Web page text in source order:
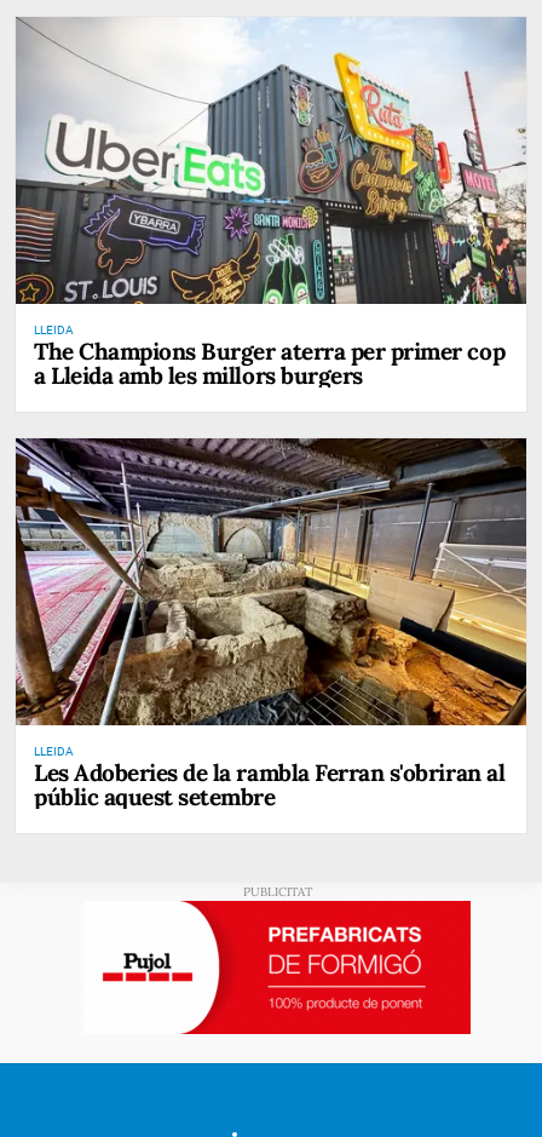
LLEIDA
The Champions Burger aterra per primer cop
a Lleida amb les millors burgers
LLEIDA
Les Adoberies de la rambla Ferran s'obriran al
públic aquest setembre